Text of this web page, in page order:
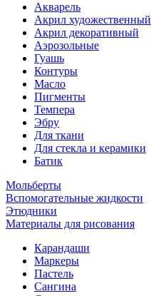
Акварель
Акрил художественный
Акрил декоративный
Аэрозольные
Гуашь
Контуры
Масло
Пигменты
Темпера
Эбру
Для ткани
Для стекла и керамики
Батик
Мольберты
Вспомогательные жидкости
Этюдники
Материалы для рисования
Карандаши
Маркеры
Пастель
Сангина